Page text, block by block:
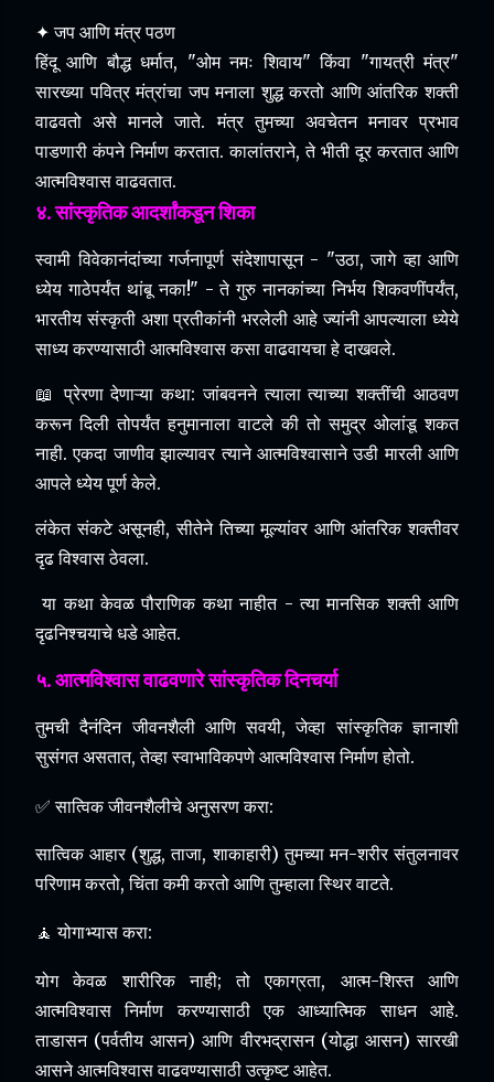
✦ जप आणि मंत्र पठण
हिंदू आणि बौद्ध धर्मात, "ओम नमः शिवाय" किंवा "गायत्री मंत्र"
सारख्या पवित्र मंत्रांचा जप मनाला शुद्ध करतो आणि आंतरिक शक्ती
वाढवतो असे मानले जाते. मंत्र तुमच्या अवचेतन मनावर प्रभाव
पाडणारी कंपने निर्माण करतात. कालांतराने, ते भीती दूर करतात आणि
आत्मविश्वास वाढवतात.
४. सांस्कृतिक आदर्शांकडून शिका
स्वामी विवेकानंदांच्या गर्जनापूर्ण संदेशापासून - "उठा, जागे व्हा आणि
ध्येय गाठेपर्यंत थांबू नका!" - ते गुरु नानकांच्या निर्भय शिकवणींपर्यंत,
भारतीय संस्कृती अशा प्रतीकांनी भरलेली आहे ज्यांनी आपल्याला ध्येये
साध्य करण्यासाठी आत्मविश्वास कसा वाढवायचा हे दाखवले.
📖 प्रेरणा देणाऱ्या कथा: जांबवनने त्याला त्याच्या शक्तींची आठवण
करून दिली तोपर्यंत हनुमानाला वाटले की तो समुद्र ओलांडू शकत
नाही. एकदा जाणीव झाल्यावर त्याने आत्मविश्वासाने उडी मारली आणि
आपले ध्येय पूर्ण केले.
लंकेत संकटे असूनही, सीतेने तिच्या मूल्यांवर आणि आंतरिक शक्तीवर
दृढ विश्वास ठेवला.
या कथा केवळ पौराणिक कथा नाहीत - त्या मानसिक शक्ती आणि
दृढनिश्चयाचे धडे आहेत.
५. आत्मविश्वास वाढवणारे सांस्कृतिक दिनचर्या
तुमची दैनंदिन जीवनशैली आणि सवयी, जेव्हा सांस्कृतिक ज्ञानाशी
सुसंगत असतात, तेव्हा स्वाभाविकपणे आत्मविश्वास निर्माण होतो.
✅ सात्विक जीवनशैलीचे अनुसरण करा:
सात्विक आहार (शुद्ध, ताजा, शाकाहारी) तुमच्या मन-शरीर संतुलनावर
परिणाम करतो, चिंता कमी करतो आणि तुम्हाला स्थिर वाटते.
🧘 योगाभ्यास करा:
योग केवळ शारीरिक नाही;
तो एकाग्रता, आत्म-शिस्त आणि
आत्मविश्वास निर्माण करण्यासाठी एक आध्यात्मिक साधन आहे.
ताडासन (पर्वतीय आसन) आणि वीरभद्रासन (योद्धा आसन) सारखी
आसने आत्मविश्वास वाढवण्यासाठी उत्कृष्ट आहेत.